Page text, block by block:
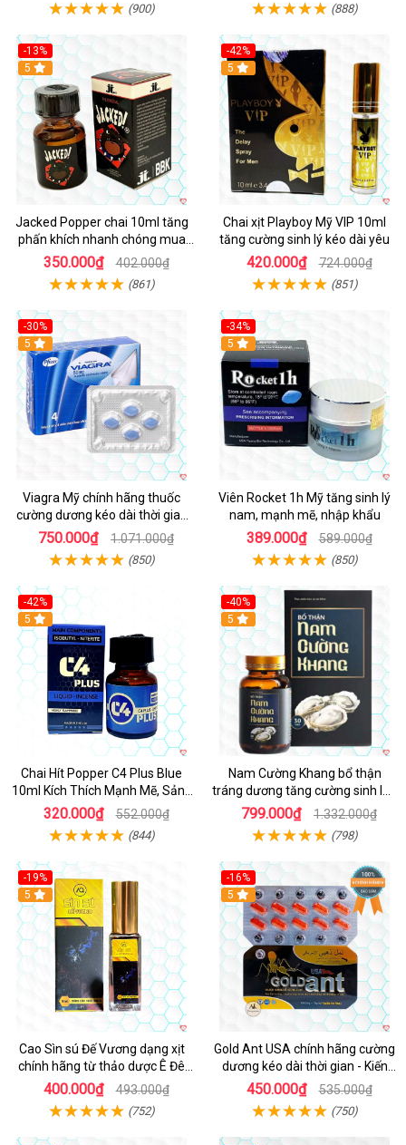
(900) (888)
-13%
5
Jacked Popper chai 10ml tăng
phấn khích nhanh chóng mua
ngay
350.000₫ 402.000₫
(861)
-42%
5
Chai xịt Playboy Mỹ VIP 10ml
tăng cường sinh lý kéo dài yêu
420.000₫ 724.000₫
(851)
-30%
5
Viagra Mỹ chính hãng thuốc
cường dương kéo dài thời gian
cho Nam nhập khẩu chính ngạch
750.000₫ 1.071.000₫
(850)
-34%
5
Viên Rocket 1h Mỹ tăng sinh lý
nam, mạnh mẽ, nhập khẩu
389.000₫ 589.000₫
(850)
-42%
5
Chai Hít Popper C4 Plus Blue
10ml Kích Thích Mạnh Mẽ, Sảng
Khoái
320.000₫ 552.000₫
(844)
-40%
5
Nam Cường Khang bổ thận
tráng dương tăng cường sinh lực
nam
799.000₫ 1.332.000₫
(798)
-19%
5
Cao Sìn sú Đế Vương dạng xịt
chính hãng từ thảo dược Ê Đê
Việt Nam
400.000₫ 493.000₫
(752)
-16%
5
Gold Ant USA chính hãng cường
dương kéo dài thời gian - Kiến
Vàng Đen Tây Tạng
450.000₫ 535.000₫
(750)